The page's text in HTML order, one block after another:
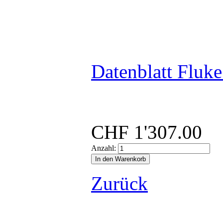
Datenblatt
CHF 1'307.00
Anzahl:
Zurück